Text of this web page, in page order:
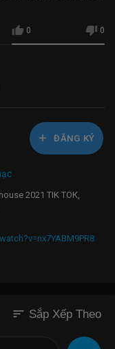
0 0
ĐĂNG KÝ
2021 TIK TOK,
watch?
sort Sắp Xếp Theo